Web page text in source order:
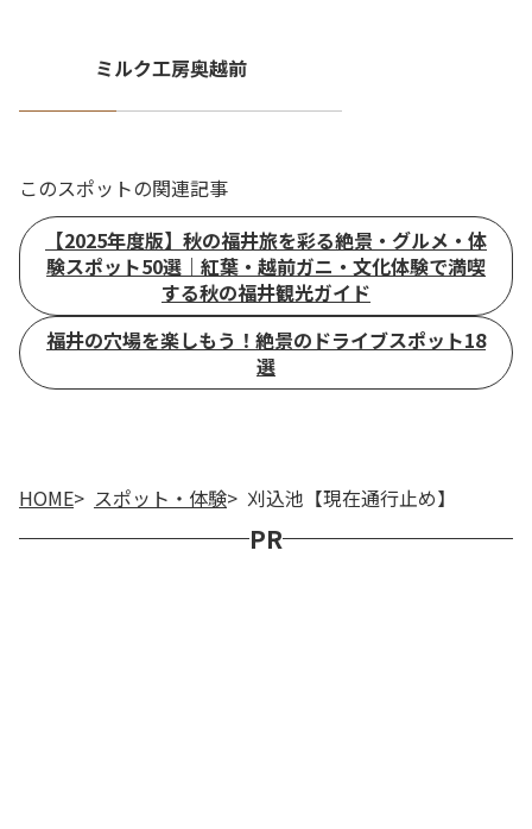
HOME スポット・体験 刈込池【現在通行止め】
ミルク工房奥越前
このスポットの関連記事
【2025年度版】秋の福井旅を彩る絶景・グルメ・体
験スポット50選｜紅葉・越前ガニ・文化体験で満喫
する秋の福井観光ガイド
福井の穴場を楽しもう！絶景のドライブスポット18
選
PR